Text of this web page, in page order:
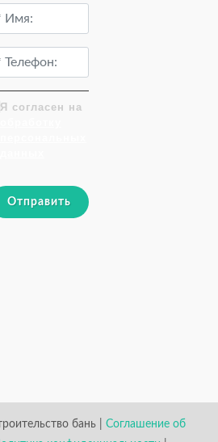
Я согласен на
Отправить
бань | Соглашение об